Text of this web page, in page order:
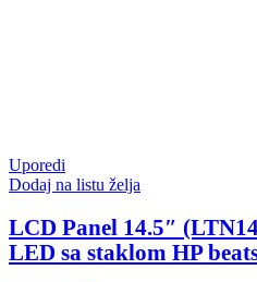
Uporedi
Dodaj na listu želja
LCD Panel 14.5″
LED sa staklom HP